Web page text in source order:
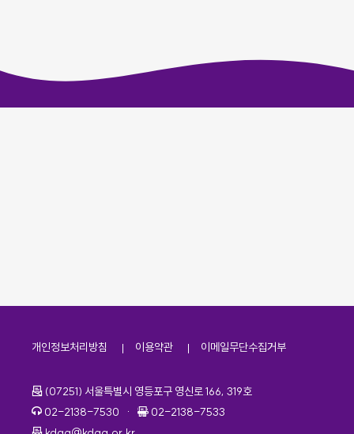
개인정보처리방침 이용약관 이메일무단수집거부
주소
(07251) 서울특별시 영등포구 영신로 166, 319호
전화번호
02-2138-7530 · 팩스번호
02-2138-7533